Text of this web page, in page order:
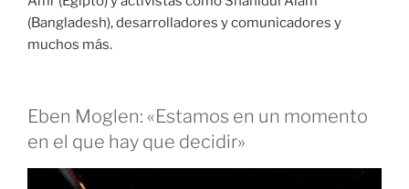
(Bangladesh), desarrolladores y comunicadores y
muchos más.
Eben Moglen: «Estamos en un momento
en el que hay que decidir»